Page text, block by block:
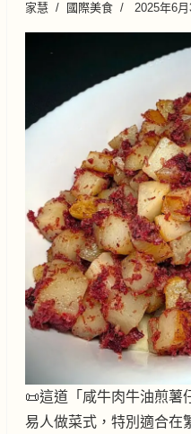
家慧 國際美食 2025年6月
📜這道「咸牛肉牛油煎薯
易人做菜式，特別適合在